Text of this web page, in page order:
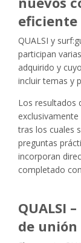
eficiente
QUALSI y
participan
adquirido y
incluir temas y
Los resultados
tras los cuales
preguntas
incorporan
completado
QUALSI
de